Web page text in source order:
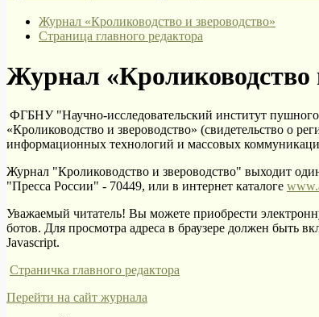
Журнал «Кролиководство и звероводство»
Страница главного редактора
Журнал «Кролиководство
ФГБНУ "Научно-исследовательский институт
«Кролиководство и звероводство» (свидетельство о
информационных технологий и массовых
Журнал "Кролиководство и звероводство" выходит
"Пресса России" - 70449, или в интернет каталоге
Уважаемый читатель! Вы можете приобрести
ботов. Для просмотра адреса в браузере должен быть
Javascript.
Страничка главного редактора
Перейти на сайт журнала